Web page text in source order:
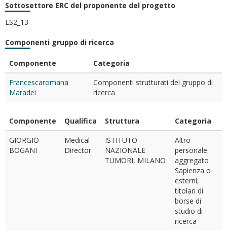
Sottosettore ERC del proponente del progetto
LS2_13
Componenti gruppo di ricerca
Componente
Categoria
Francescaromana
Maradei
Componenti strutturati del gruppo di
ricerca
Componente Qualifica Struttura
Categoria
GIORGIO
BOGANI
Medical
Director
ISTITUTO
NAZIONALE
TUMORI, MILANO
Altro
personale
aggregato
Sapienza o
esterni,
titolari di
borse di
studio di
ricerca